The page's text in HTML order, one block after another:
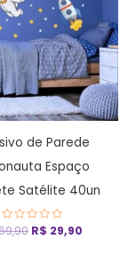
de Parede
Espaço
Satélite 40un
Avaliação
0
R$ 69,90.
R$ 29,90
R$ 29,90.